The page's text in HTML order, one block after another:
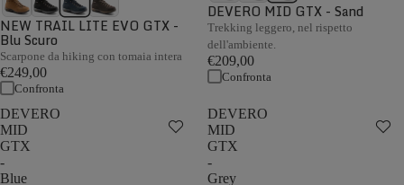
NEW TRAIL LITE EVO GTX -
Blu Scuro
Scarpone da hiking con tomaia intera
€249,00
Confronta
DEVERO MID GTX - Sand
Trekking leggero, nel rispetto
dell'ambiente.
€209,00
Confronta
DEVERO
MID
GTX
-
Blue
DEVERO
MID
GTX
-
Grey